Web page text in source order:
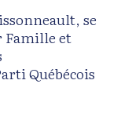
se
Famille et
Québécois